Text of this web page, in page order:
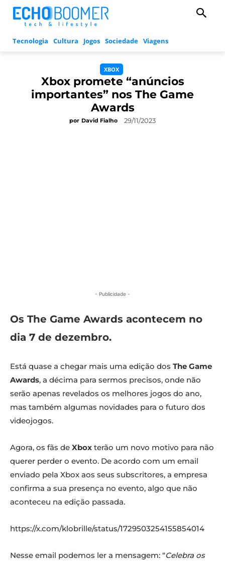
Tecnologia Cultura Jogos Sociedade Viagens
XBOX
Xbox promete “anúncios
importantes” nos The Game
Awards
por David Fialho 29/11/2023
- Publicidade -
Os The Game Awards acontecem no
dia 7 de dezembro.
Está quase a chegar mais uma edição dos The Game
Awards, a décima para sermos precisos, onde não
serão apenas revelados os melhores jogos do ano,
mas também algumas novidades para o futuro dos
videojogos.
Agora, os fãs de Xbox terão um novo motivo para não
querer perder o evento. De acordo com um email
enviado pela Xbox aos seus subscritores, a empresa
confirma a sua presença no evento, algo que não
aconteceu na edição passada.
https://x.com/klobrille/status/1729503254155854014
Nesse email podemos ler a mensagem: “Celebra os